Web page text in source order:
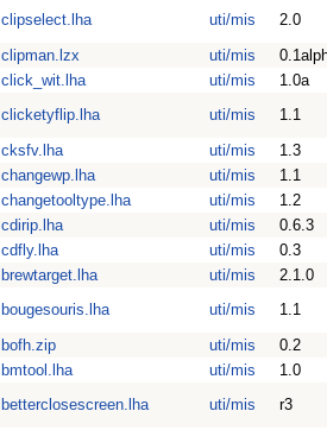
clipselect.lha
uti/mis
2.0
clipman.lzx
uti/mis
click_wit.lha
uti/mis
1.0a
clicketyflip.lha
uti/mis
1.1
cksfv.lha
uti/mis
1.3
changewp.lha
uti/mis
1.1
changetooltype.lha
uti/mis
1.2
cdirip.lha
uti/mis
0.6.3
cdfly.lha
uti/mis
0.3
brewtarget.lha
uti/mis
2.1.0
bougesouris.lha
uti/mis
1.1
bofh.zip
uti/mis
0.2
bmtool.lha
uti/mis
1.0
betterclosescreen.lha
uti/mis
r3